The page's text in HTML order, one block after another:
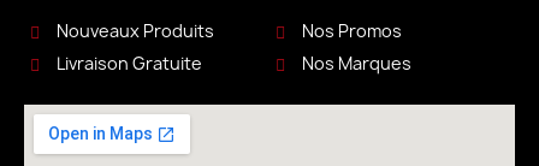
Nouveaux Produits
Livraison Gratuite
Nos Promos
Nos Marques